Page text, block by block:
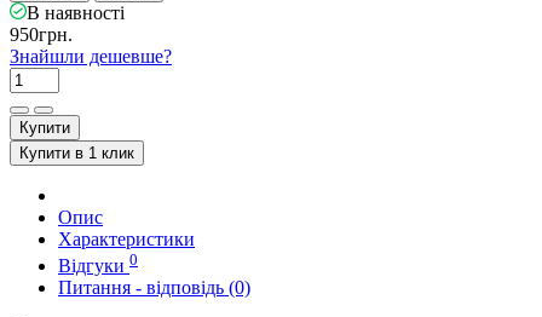
В наявності
950грн.
Знайшли дешевше?
Купити
Купити в 1 клик
Опис
Характеристики
Відгуки 0
Питання - відповідь (0)